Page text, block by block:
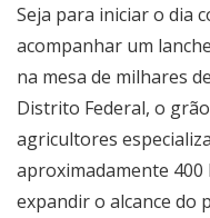
Seja para iniciar o dia
acompanhar um
na mesa de milhares
Distrito Federal, o
agricultores
aproximadamente 400
expandir o alcance do